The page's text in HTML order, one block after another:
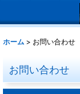
ホーム > お問い合わせ
お問い合わせ